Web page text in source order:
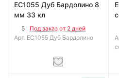
EC1055 Дуб Бардолино 8
мм 33 кл
5
Под заказ от 2 дней
Арт. EC1055 Дуб Бардолино